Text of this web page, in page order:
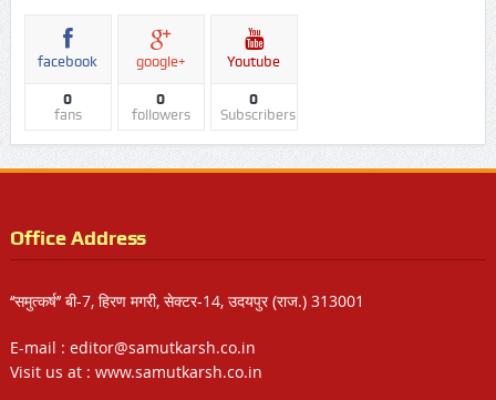
facebook
0
fans
google+
0
followers
Youtube
0
Subscribers
Office Address
‘‘समुत्कर्ष’’ बी-7, हिरण मगरी, सेक्टर-14, उदयपुर (राज.) 313001
E-mail : editor@samutkarsh.co.in
Visit us at : www.samutkarsh.co.in